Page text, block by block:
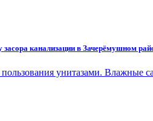
канализации в Зачерёмушном
унитазами. Влажные